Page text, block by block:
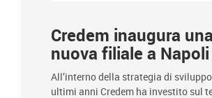
Credem inaugura una
nuova filiale a Napoli
All’interno della strategia di
ultimi anni Credem ha investito sul